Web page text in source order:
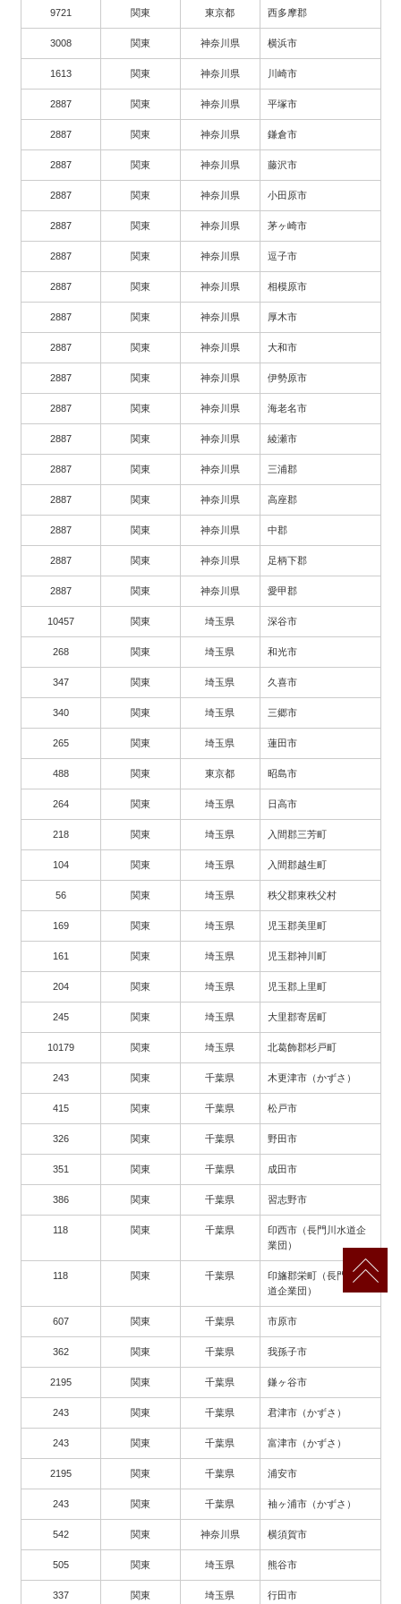
9721 関東 東京都 西多摩郡
3008 関東 神奈川県 横浜市
1613 関東 神奈川県 川崎市
2887 関東 神奈川県 平塚市
2887 関東 神奈川県 鎌倉市
2887 関東 神奈川県 藤沢市
2887 関東 神奈川県 小田原市
2887 関東 神奈川県 茅ヶ崎市
2887 関東 神奈川県 逗子市
2887 関東 神奈川県 相模原市
2887 関東 神奈川県 厚木市
2887 関東 神奈川県 大和市
2887 関東 神奈川県 伊勢原市
2887 関東 神奈川県 海老名市
2887 関東 神奈川県 綾瀬市
2887 関東 神奈川県 三浦郡
2887 関東 神奈川県 高座郡
2887 関東 神奈川県 中郡
2887 関東 神奈川県 足柄下郡
2887 関東 神奈川県 愛甲郡
10457 関東 埼玉県 深谷市
268 関東 埼玉県 和光市
347 関東 埼玉県 久喜市
340 関東 埼玉県 三郷市
265 関東 埼玉県 蓮田市
488 関東 東京都 昭島市
264 関東 埼玉県 日高市
218 関東 埼玉県 入間郡三芳町
104 関東 埼玉県 入間郡越生町
56 関東 埼玉県 秩父郡東秩父村
169 関東 埼玉県 児玉郡美里町
161 関東 埼玉県 児玉郡神川町
204 関東 埼玉県 児玉郡上里町
245 関東 埼玉県 大里郡寄居町
10179 関東 埼玉県 北葛飾郡杉戸町
243 関東 千葉県 木更津市（かずさ）
415 関東 千葉県 松戸市
326 関東 千葉県 野田市
351 関東 千葉県 成田市
386 関東 千葉県 習志野市
118 関東 千葉県
印西市（長門川水道企
業団）
118 関東 千葉県
印旛郡栄町（長門川水
道企業団）
607 関東 千葉県 市原市
362 関東 千葉県 我孫子市
2195 関東 千葉県 鎌ヶ谷市
243 関東 千葉県 君津市（かずさ）
243 関東 千葉県 富津市（かずさ）
2195 関東 千葉県 浦安市
243 関東 千葉県 袖ヶ浦市（かずさ）
542 関東 神奈川県 横須賀市
505 関東 埼玉県 熊谷市
337 関東 埼玉県 行田市